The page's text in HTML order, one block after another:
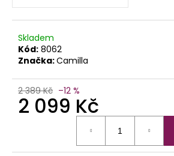
Skladem
Kód: 8062
Značka:Camilla
2 389 Kč –12 %
2 099 Kč